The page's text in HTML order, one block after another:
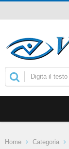
Home Categoria